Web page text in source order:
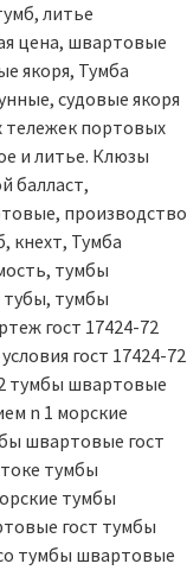
литье
цена, швартовые
якоря, Тумба
судовые якоря
тележек портовых
и литье. Клюзы
балласт,
производство
кнехт, Тумба
тумбы
тумбы
гост 17424-72
гост 17424-72
тумбы швартовые
n 1 морские
швартовые гост
тумбы
тумбы
гост тумбы
тумбы швартовые